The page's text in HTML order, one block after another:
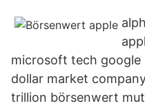
microsoft tech google
dollar market
trillion börsenwert